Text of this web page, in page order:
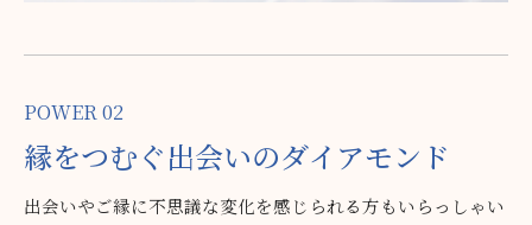
POWER 02
縁をつむぐ出会いのダイアモンド
出会いやご縁に不思議な変化を感じられる方もいらっしゃい